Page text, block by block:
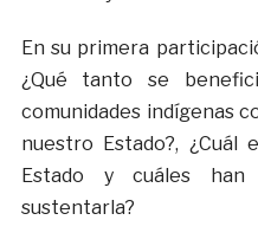
En su primera
¿Qué tanto se
comunidades indígenas
nuestro Estado?, ¿Cuál
Estado y cuáles
sustentarla?